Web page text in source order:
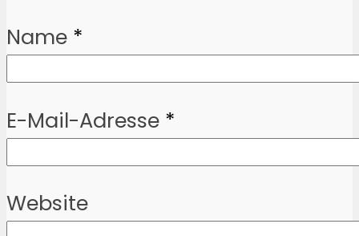
Name *
E-Mail-Adresse *
Website